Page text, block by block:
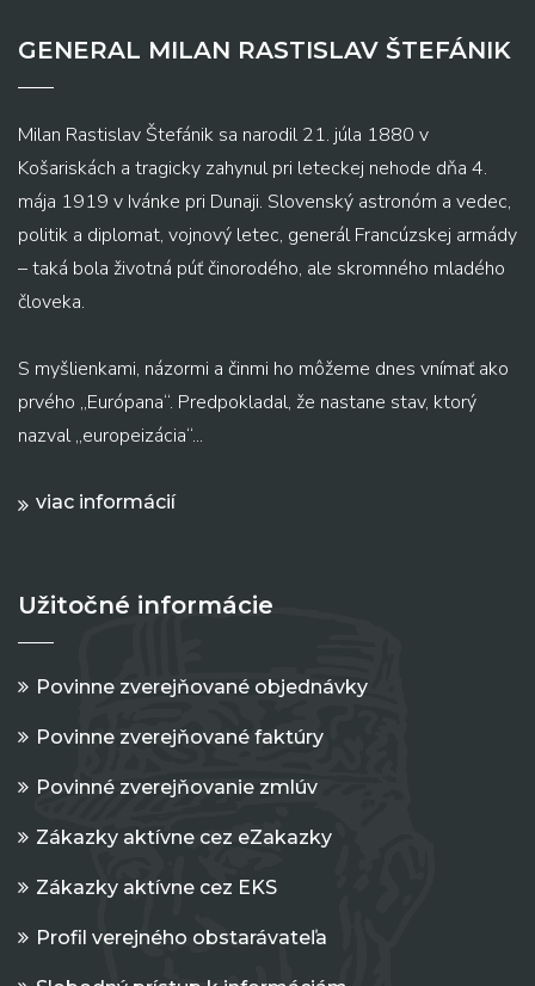
GENERAL MILAN RASTISLAV ŠTEFÁNIK
Milan Rastislav Štefánik sa narodil 21. júla 1880 v
Košariskách a tragicky zahynul pri leteckej nehode dňa 4.
mája 1919 v Ivánke pri Dunaji. Slovenský astronóm a vedec,
politik a diplomat, vojnový letec, generál Francúzskej armády
– taká bola životná púť činorodého, ale skromného mladého
človeka.
S myšlienkami, názormi a činmi ho môžeme dnes vnímať ako
prvého „Európana“. Predpokladal, že nastane stav, ktorý
nazval „europeizácia“...
viac informácií
Užitočné informácie
Povinne zverejňované objednávky
Povinne zverejňované faktúry
Povinné zverejňovanie zmlúv
Zákazky aktívne cez eZakazky
Zákazky aktívne cez EKS
Profil verejného obstarávateľa